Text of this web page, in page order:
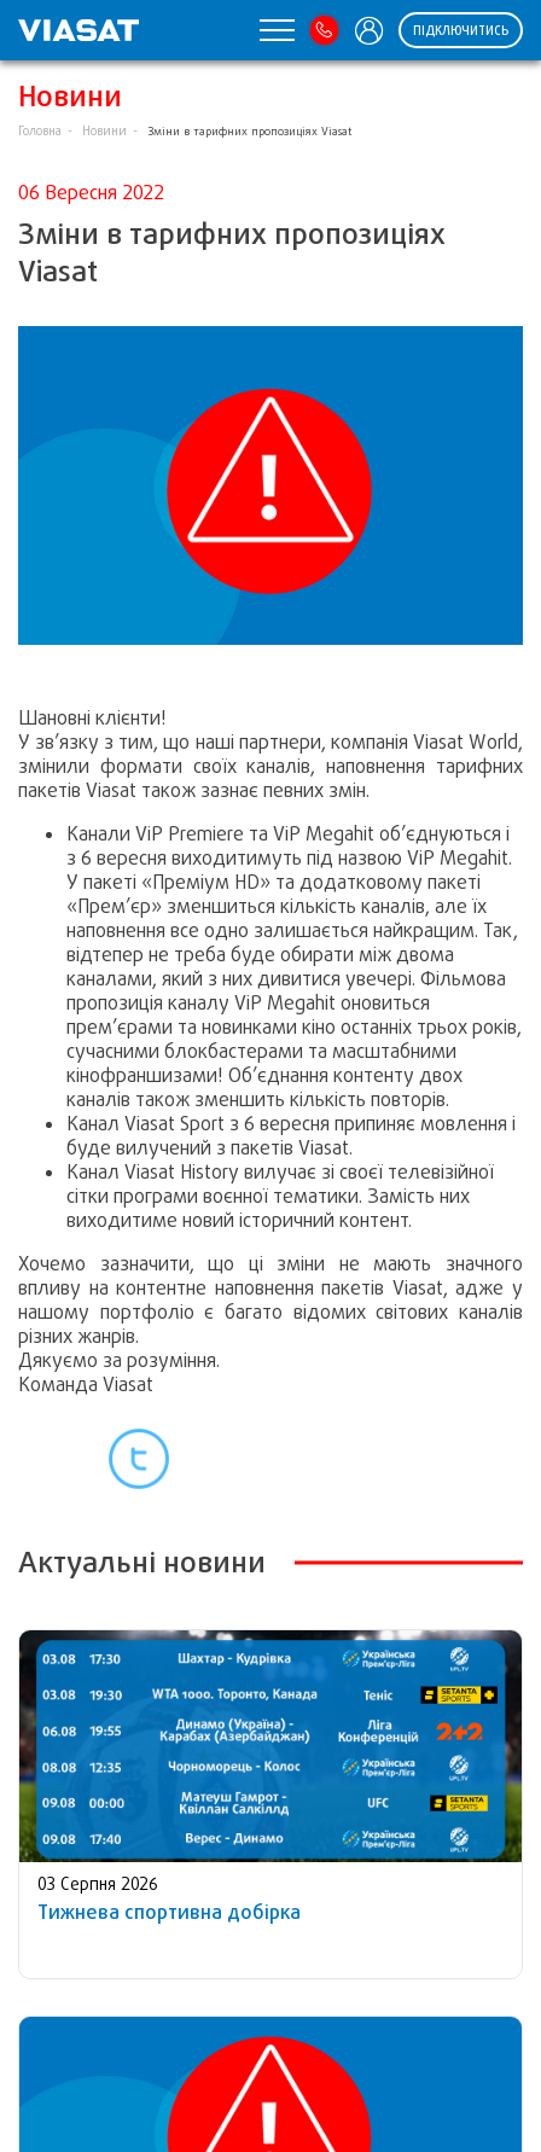
ПІДКЛЮЧИТИСЬ
Новини
Головна Новини Зміни в тарифних пропозиціях Viasat
06 Вересня 2022
Зміни в тарифних пропозиціях
Viasat
Шановні клієнти!
У зв’язку з тим, що наші партнери, компанія Viasat World,
змінили формати своїх каналів, наповнення тарифних
пакетів Viasat також зазнає певних змін.
Канали ViP Premiere та ViP Megahit об’єднуються і
з 6 вересня виходитимуть під назвою ViP Megahit.
У пакеті «Преміум HD» та додатковому пакеті
«Прем’єр» зменшиться кількість каналів, але їх
наповнення все одно залишається найкращим. Так,
відтепер не треба буде обирати між двома
каналами, який з них дивитися увечері. Фільмова
пропозиція каналу ViP Megahit оновиться
прем’єрами та новинками кіно останніх трьох років,
сучасними блокбастерами та масштабними
кінофраншизами! Об’єднання контенту двох
каналів також зменшить кількість повторів.
Канал Viasat Sport з 6 вересня припиняє мовлення і
буде вилучений з пакетів Viasat.
Канал Viasat History вилучає зі своєї телевізійної
сітки програми воєнної тематики. Замість них
виходитиме новий історичний контент.
Хочемо зазначити, що ці зміни не мають значного
впливу на контентне наповнення пакетів Viasat, адже у
нашому портфоліо є багато відомих світових каналів
різних жанрів.
Дякуємо за розуміння.
Команда Viasat
Актуальні новини
03 Серпня 2026
Тижнева спортивна добірка